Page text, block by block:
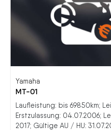
Yamaha
MT-01
Laufleistung: bis 69850km;
Erstzulassung: 04.07.2006;
2017; Gültige AU / HU: